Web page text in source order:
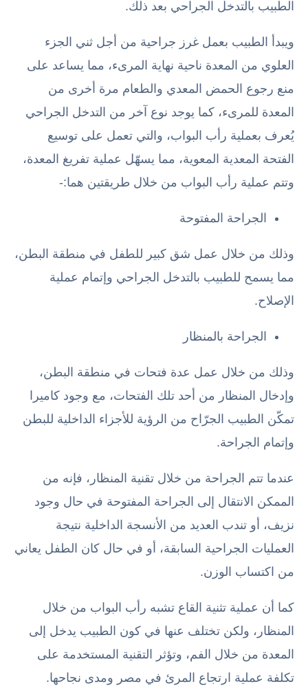
الطبيب بالتدخل الجراحي بعد ذلك.
ويبدأ الطبيب بعمل غرز جراحية من أجل ثني الجزء
العلوي من المعدة ناحية نهاية المرىء، مما يساعد على
منع رجوع الحمض المعدي والطعام مرة أخرى من
المعدة للمرىء، كما يوجد نوع آخر من التدخل الجراحي
يُعرف بعملية رأب البواب، والتي تعمل على توسيع
الفتحة المعدية المعوية، مما يسهّل عملية تفريغ المعدة،
وتتم عملية رأب البواب من خلال طريقتين هما:-
الجراحة المفتوحة
وذلك من خلال عمل شق كبير للطفل في منطقة البطن،
مما يسمح للطبيب بالتدخل الجراحي وإتمام عملية
الإصلاح.
الجراحة بالمنظار
وذلك من خلال عمل عدة فتحات في منطقة البطن،
وإدخال المنظار من أحد تلك الفتحات، مع وجود كاميرا
تمكّن الطبيب الجرّاح من الرؤية للأجزاء الداخلية للبطن
وإتمام الجراحة.
عندما تتم الجراحة من خلال تقنية المنظار، فإنه من
الممكن الانتقال إلى الجراحة المفتوحة في حال وجود
نزيف، أو تندب العديد من الأنسجة الداخلية نتيجة
العمليات الجراحية السابقة، أو في حال كان الطفل يعاني
من اكتساب الوزن.
كما أن عملية تثنية القاع تشبه رأب البواب من خلال
المنظار، ولكن تختلف عنها في كون الطبيب يدخل إلى
المعدة من خلال الفم، وتؤثر التقنية المستخدمة على
تكلفة عملية ارتجاع المرئ في مصر ومدى نجاحها.